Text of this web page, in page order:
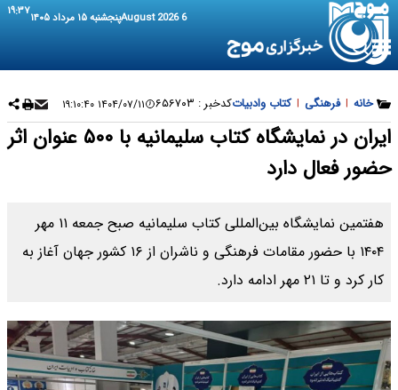
6 August 2026 پنجشنبه ۱۵ مرداد ۱۴۰۵ ۱۹:۳۷
خانه | فرهنگی | کتاب وادبیاتکدخبر : ۶۵۶۷۰۳ ۱۴۰۴/۰۷/۱۱ ۱۹:۱۰:۴۰
ایران در نمایشگاه کتاب سلیمانیه با ۵۰۰ عنوان اثر
حضور فعال دارد
هفتمین نمایشگاه بین‌المللی کتاب سلیمانیه صبح جمعه ۱۱ مهر
۱۴۰۴ با حضور مقامات فرهنگی و ناشران از ۱۶ کشور جهان آغاز به
کار کرد و تا ۲۱ مهر ادامه دارد.